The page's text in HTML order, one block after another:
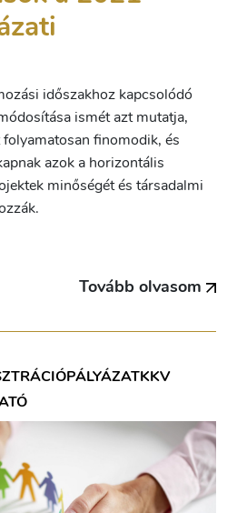
időszakhoz kapcsolódó
ismét azt mutatja,
finomodik, és
azok a horizontális
minőségét és társadalmi
Tovább olvasom
PÁLYÁZATKKV